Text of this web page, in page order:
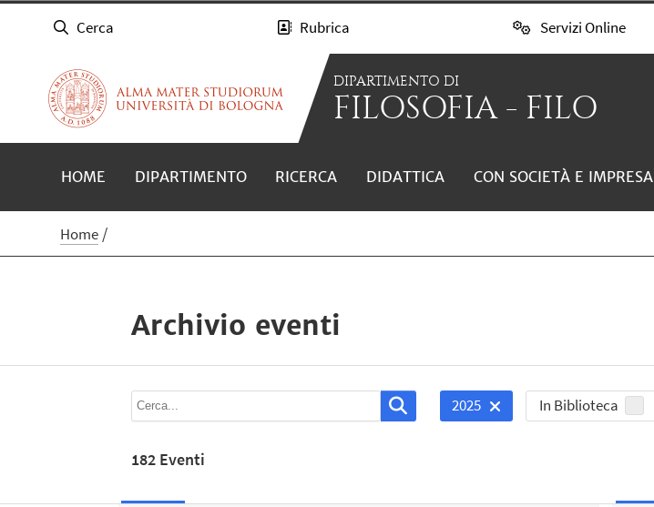
Cerca Rubrica Servizi Online
DIPARTIMENTO DI
FILOSOFIA - FILO
HOME DIPARTIMENTO RICERCA DIDATTICA CON SOCIETÀ E IMPRESA
Home
Archivio eventi
2025 In Biblioteca
182 Eventi